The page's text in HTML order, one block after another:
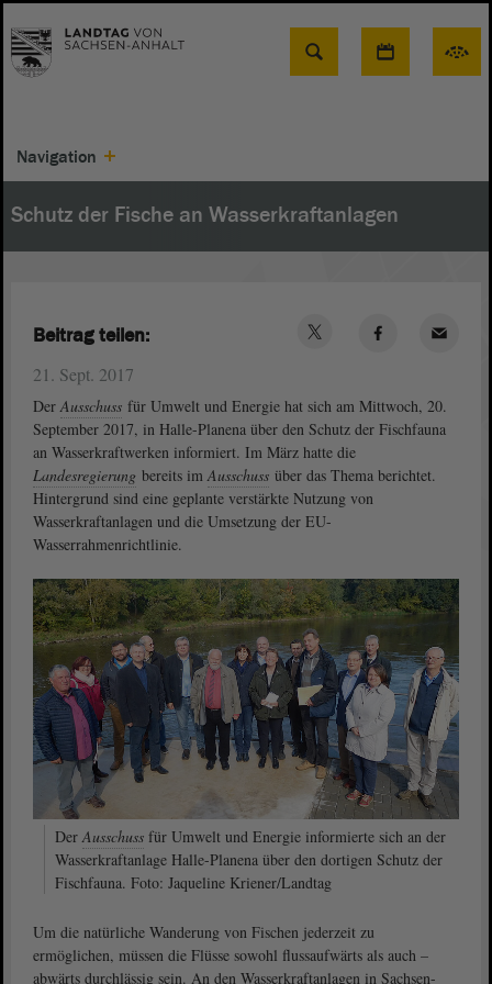
Suche
Navigation
Schutz der Fische an Wasserkraftanlagen
21. Sept. 2017
DerAusschuss für Umwelt und Energie hat sich am Mittwoch, 20.
September 2017, in Halle-Planena über den Schutz der Fischfauna
an Wasserkraftwerken informiert. Im März hatte die
Landesregierung bereits imAusschuss über das Thema berichtet.
Hintergrund sind eine geplante verstärkte Nutzung von
Wasserkraftanlagen und die Umsetzung der EU-
Wasserrahmenrichtlinie.
DerAusschuss für Umwelt und Energie informierte sich an der
Wasserkraftanlage Halle-Planena über den dortigen Schutz der
Fischfauna. Foto: Jaqueline Kriener/Landtag
Um die natürliche Wanderung von Fischen jederzeit zu
ermöglichen, müssen die Flüsse sowohl flussaufwärts als auch –
abwärts durchlässig sein. An den Wasserkraftanlagen in Sachsen-
Beitrag teilen: